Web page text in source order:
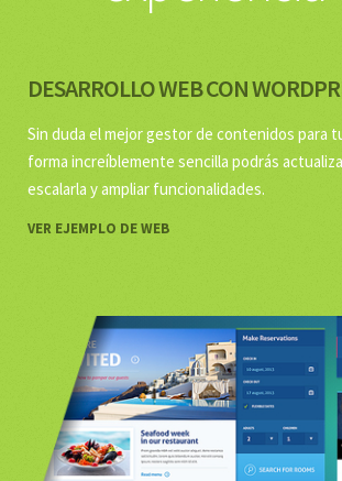
ALGUNOS DE LOS SERVICIOS QUE
Tengo
DISEÑO WEB
¿Eres una agencia de publicidad o estudio
un boceto en psd para maquetarlo en html?